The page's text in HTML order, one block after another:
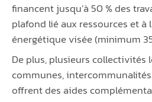
financent jusqu’à 50 % des
plafond lié aux ressources et à
énergétique visée (minimum
De plus, plusieurs collectivités
communes,
offrent des aides